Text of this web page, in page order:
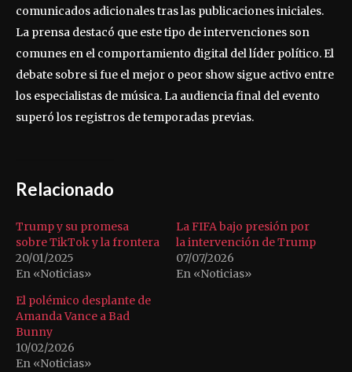
comunicados adicionales tras las publicaciones iniciales.
La prensa destacó que este tipo de intervenciones son
comunes en el comportamiento digital del líder político. El
debate sobre si fue el mejor o peor show sigue activo entre
los especialistas de música. La audiencia final del evento
superó los registros de temporadas previas.
Relacionado
Trump y su promesa
sobre TikTok y la frontera
20/01/2025
En «Noticias»
La FIFA bajo presión por
la intervención de Trump
07/07/2026
En «Noticias»
El polémico desplante de
Amanda Vance a Bad
Bunny
10/02/2026
En «Noticias»